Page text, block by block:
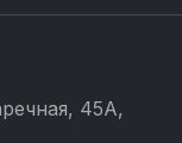
45А,